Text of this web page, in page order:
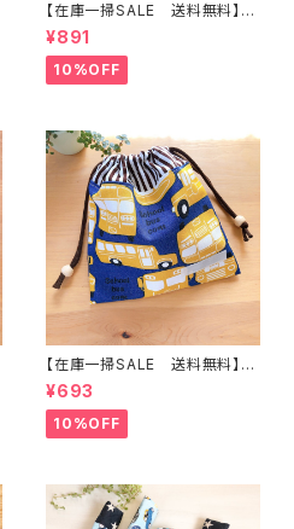
【在庫一掃SALE 送料無料】巾
着袋(中)30×24cmブルー【レト
ロカー】★KC.92男の子 くる
ま 車 ｜通園通学用のかわい
い巾着袋や入園オーダーHoshi
¥891
10%OFF
【在庫一掃SALE 送料無料】巾
着袋(小)20×19cmイエロー&
ブルー【スクールバス柄】★ KU.
1041 車 乗り物 くるま scho
ol bus 男の子｜通園通学用の
¥693
10%OFF